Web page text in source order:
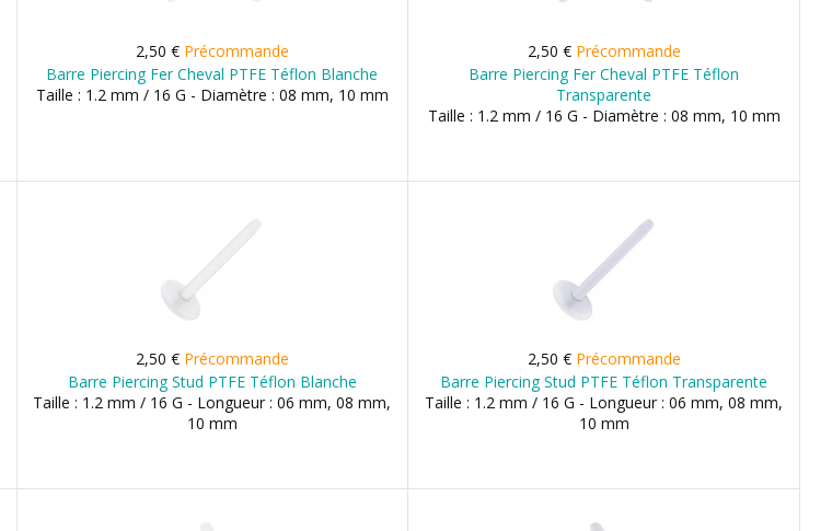
2,50 € Précommande
Barre Piercing Fer Cheval PTFE Téflon Blanche
Taille : 1.2 mm / 16 G - Diamètre : 08 mm, 10 mm
2,50 € Précommande
Barre Piercing Fer Cheval PTFE Téflon
Transparente
Taille : 1.2 mm / 16 G - Diamètre : 08 mm, 10 mm
2,50 € Précommande
Barre Piercing Stud PTFE Téflon Blanche
Taille : 1.2 mm / 16 G - Longueur : 06 mm, 08 mm,
10 mm
2,50 € Précommande
Barre Piercing Stud PTFE Téflon Transparente
Taille : 1.2 mm / 16 G - Longueur : 06 mm, 08 mm,
10 mm